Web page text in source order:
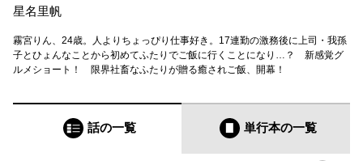
星名里帆
霧宮りん、24歳。人よりちょっぴり仕事好き。17連勤の激務後に上司・我孫
子とひょんなことから初めてふたりでご飯に行くことになり…？ 新感覚グ
ルメショート！ 限界社畜なふたりが贈る癒されご飯、開幕！
話の一覧 単行本の一覧